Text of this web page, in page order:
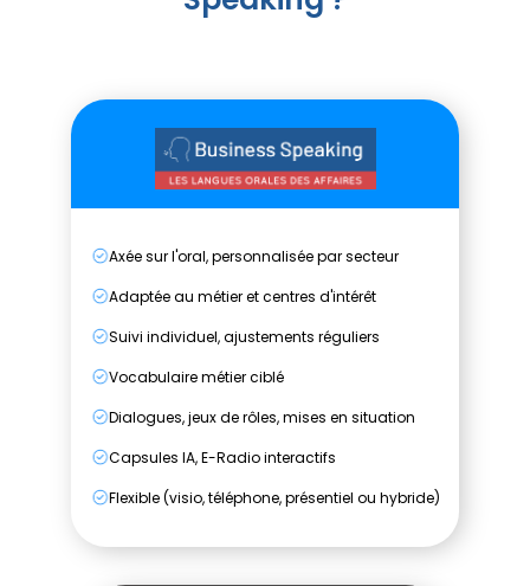
Axée sur l'oral, personnalisée par secteur
Adaptée au métier et centres d'intérêt
Suivi individuel, ajustements réguliers
Vocabulaire métier ciblé
Dialogues, jeux de rôles, mises en situation
Capsules IA, E-Radio interactifs
Flexible (visio, téléphone, présentiel ou hybride)